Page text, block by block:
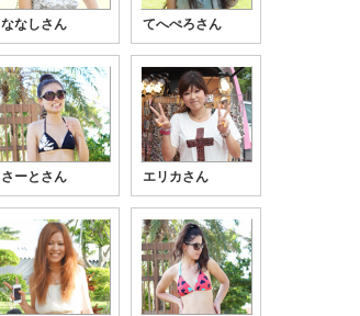
ななしさん てへぺろさん
さーとさん エリカさん